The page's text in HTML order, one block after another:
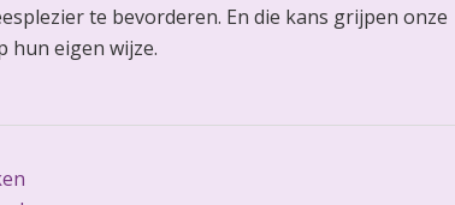
te bevorderen. En die kans grijpen onze
hun eigen wijze.